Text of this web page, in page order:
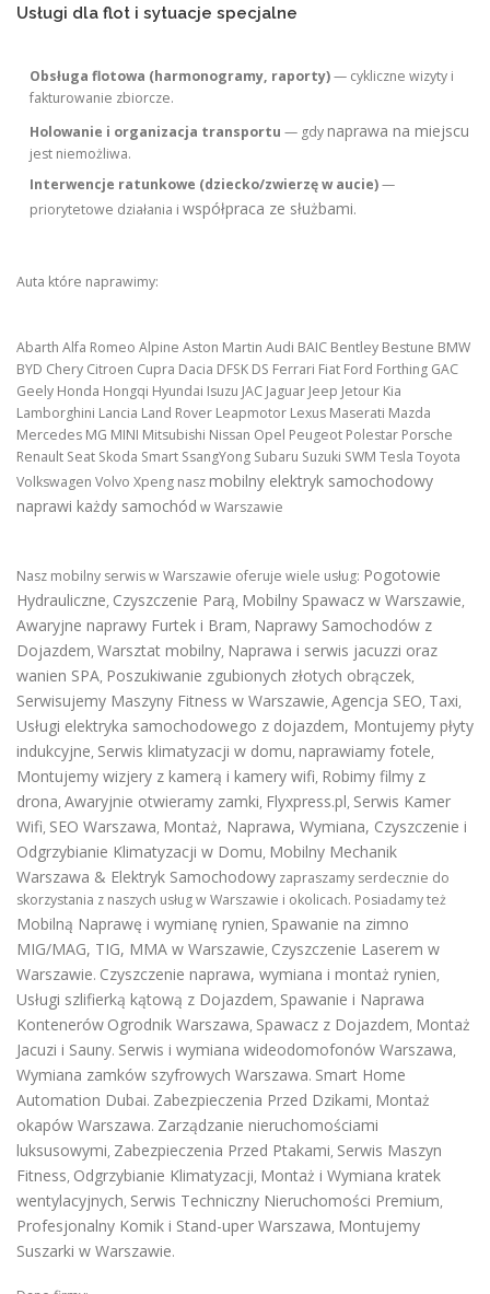
Usługi dla flot i sytuacje specjalne
Obsługa flotowa (harmonogramy, raporty)— cykliczne wizyty i
fakturowanie zbiorcze.
Holowanie i organizacja transportu — gdynaprawa na miejscu
jest niemożliwa.
Interwencje ratunkowe (dziecko/zwierzę w aucie)—
priorytetowe działania iwspółpraca ze służbami.
Auta które naprawimy:
Abarth Alfa Romeo Alpine Aston Martin Audi BAIC Bentley Bestune BMW
BYD Chery Citroen Cupra Dacia DFSK DS Ferrari Fiat Ford Forthing GAC
Geely Honda Hongqi Hyundai Isuzu JAC Jaguar Jeep Jetour Kia
Lamborghini Lancia Land Rover Leapmotor Lexus Maserati Mazda
Mercedes MG MINI Mitsubishi Nissan Opel Peugeot Polestar Porsche
Renault Seat Skoda Smart SsangYong Subaru Suzuki SWM Tesla Toyota
Volkswagen Volvo Xpeng naszmobilny elektryk samochodowy
naprawi każdy samochód w Warszawie
Nasz mobilny serwis w Warszawie oferuje wiele usług: Pogotowie
Hydrauliczne, Czyszczenie Parą, Mobilny Spawacz w Warszawie,
Awaryjne naprawy Furtek i Bram, Naprawy Samochodów z
Dojazdem, Warsztat mobilny, Naprawa i serwis jacuzzi oraz
wanien SPA, Poszukiwanie zgubionych złotych obrączek,
Serwisujemy Maszyny Fitness w Warszawie, Agencja SEO, Taxi,
Usługi elektryka samochodowego z dojazdem, Montujemy płyty
indukcyjne, Serwis klimatyzacji w domu, naprawiamy fotele,
Montujemy wizjery z kamerą i kamery wifi, Robimy filmy z
drona, Awaryjnie otwieramy zamki, Flyxpress.pl, Serwis Kamer
Wifi, SEO Warszawa, Montaż, Naprawa, Wymiana, Czyszczenie i
Odgrzybianie Klimatyzacji w Domu, Mobilny Mechanik
Warszawa & Elektryk Samochodowy zapraszamy serdecznie do
skorzystania z naszych usług w Warszawie i okolicach. Posiadamy też
Mobilną Naprawę i wymianę rynien, Spawanie na zimno
MIG/MAG, TIG, MMA w Warszawie, Czyszczenie Laserem w
Warszawie. Czyszczenie naprawa, wymiana i montaż rynien,
Usługi szlifierką kątową z Dojazdem, Spawanie i Naprawa
Kontenerów Ogrodnik Warszawa, Spawacz z Dojazdem, Montaż
Jacuzi i Sauny. Serwis i wymiana wideodomofonów Warszawa,
Wymiana zamków szyfrowych Warszawa. Smart Home
Automation Dubai. Zabezpieczenia Przed Dzikami, Montaż
okapów Warszawa. Zarządzanie nieruchomościami
luksusowymi, Zabezpieczenia Przed Ptakami, Serwis Maszyn
Fitness, Odgrzybianie Klimatyzacji, Montaż i Wymiana kratek
wentylacyjnych, Serwis Techniczny Nieruchomości Premium,
Profesjonalny Komik i Stand-uper Warszawa, Montujemy
Suszarki w Warszawie.